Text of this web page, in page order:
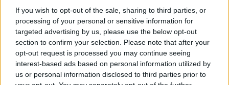
If you wish to opt-out of the sale, sharing to third parties, or
processing of your personal or sensitive information for
targeted advertising by us, please use the below opt-out
section to confirm your selection. Please note that after your
opt-out request is processed you may continue seeing
interest-based ads based on personal information utilized by
us or personal information disclosed to third parties prior to